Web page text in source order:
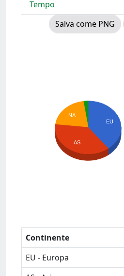
Tempo
Salva come PNG
EU
NA
AS
Continente
EU - Europa